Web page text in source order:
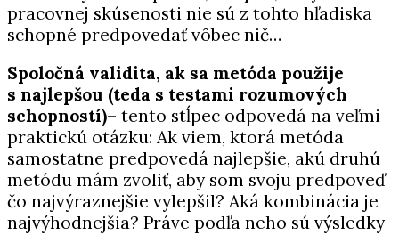
pracovnej skúsenosti nie sú z tohto hľadiska
schopné predpovedať vôbec nič…
Spoločná validita, ak sa metóda použije
s najlepšou (teda s testami rozumových
schopností)– tento stĺpec odpovedá na veľmi
praktickú otázku: Ak viem, ktorá metóda
samostatne predpovedá najlepšie, akú druhú
metódu mám zvoliť, aby som svoju predpoveď
čo najvýraznejšie vylepšil? Aká kombinácia je
najvýhodnejšia? Práve podľa neho sú výsledky